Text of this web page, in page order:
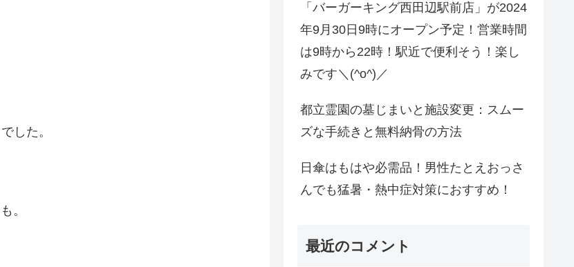
した。
。
「バーガーキング西田辺駅前店」が2024
年9月30日9時にオープン予定！営業時間
は9時から22時！駅近で便利そう！楽し
みです＼(^o^)／
都立霊園の墓じまいと施設変更：スムー
ズな手続きと無料納骨の方法
日傘はもはや必需品！男性たとえおっさ
んでも猛暑・熱中症対策におすすめ！
最近のコメント